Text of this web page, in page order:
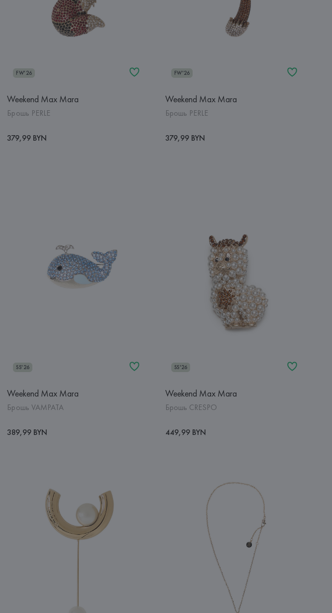
FW'26
Weekend Max Mara
Брошь PERLE
379,99 BYN
FW'26
Weekend Max Mara
Брошь PERLE
379,99 BYN
SS'26
Weekend Max Mara
Брошь VAMPATA
389,99 BYN
SS'26
Weekend Max Mara
Брошь CRESPO
449,99 BYN